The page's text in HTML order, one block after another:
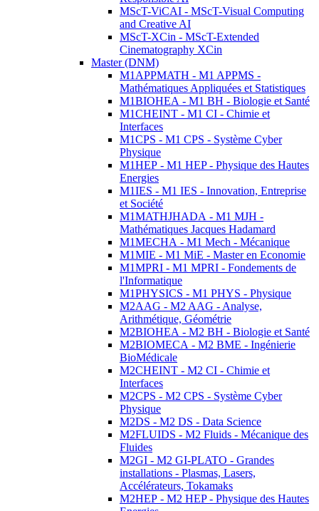
MScT-ViCAI - MScT-Visual Computing
and Creative AI
MScT-XCin - MScT-Extended
Cinematography XCin
Master (DNM)
M1APPMATH - M1 APPMS -
Mathématiques Appliquées et Statistiques
M1BIOHEA - M1 BH - Biologie et Santé
M1CHEINT - M1 CI - Chimie et
Interfaces
M1CPS - M1 CPS - Système Cyber
Physique
M1HEP - M1 HEP - Physique des Hautes
Energies
M1IES - M1 IES - Innovation, Entreprise
et Société
M1MATHJHADA - M1 MJH -
Mathématiques Jacques Hadamard
M1MECHA - M1 Mech - Mécanique
M1MIE - M1 MiE - Master en Economie
M1MPRI - M1 MPRI - Fondements de
l'Informatique
M1PHYSICS - M1 PHYS - Physique
M2AAG - M2 AAG - Analyse,
Arithmétique, Géométrie
M2BIOHEA - M2 BH - Biologie et Santé
M2BIOMECA - M2 BME - Ingénierie
BioMédicale
M2CHEINT - M2 CI - Chimie et
Interfaces
M2CPS - M2 CPS - Système Cyber
Physique
M2DS - M2 DS - Data Science
M2FLUIDS - M2 Fluids - Mécanique des
Fluides
M2GI - M2 GI-PLATO - Grandes
installations - Plasmas, Lasers,
Accélérateurs, Tokamaks
M2HEP - M2 HEP - Physique des Hautes